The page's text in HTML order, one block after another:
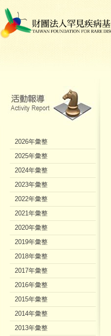
2026年彙整
2025年彙整
2024年彙整
2023年彙整
2022年彙整
2021年彙整
2020年彙整
2019年彙整
2018年彙整
2017年彙整
2016年彙整
2015年彙整
2014年彙整
2013年彙整